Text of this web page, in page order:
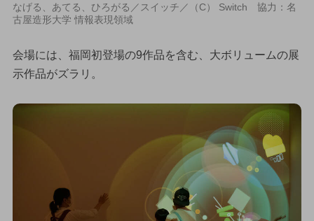
なげる、あてる、ひろがる／スイッチ／（C） Switch 協力：名
古屋造形大学 情報表現領域
会場には、福岡初登場の9作品を含む、大ボリュームの展
示作品がズラリ。